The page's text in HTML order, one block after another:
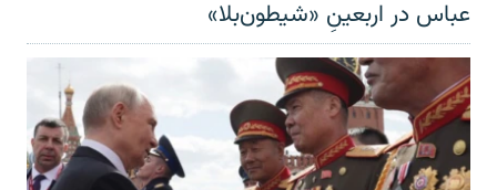
عباس در اربعینِ «شیطون‌بلا»